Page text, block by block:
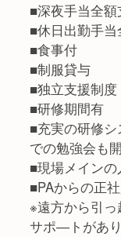
■深夜手当全額
■休日出勤手
■食事付
■制服貸与
■独立支援制度
■研修期間有
■充実の研修
での勉強会も
■現場メイン
■PAからの正
※遠方から引
サポ―トがあり